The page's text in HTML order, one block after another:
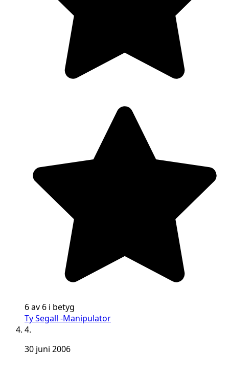
6 av 6 i betyg
Ty Segall -Manipulator
4.
30 juni 2006